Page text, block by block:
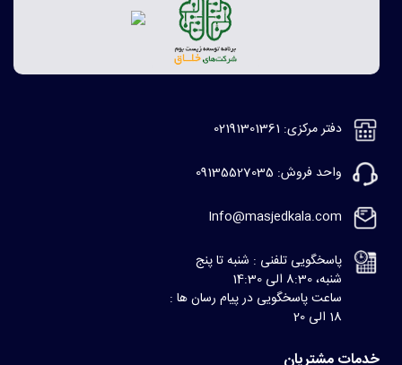
دفتر مرکزی: 02191301361
واحد فروش: 09135527035
Info@masjedkala.com
پاسخگویی تلفنی : شنبه تا پنج
شنبه، 8:30 الی 14:30
ساعت پاسخگویی در پیام رسان ها :
18 الی 20
خدمات مشتریان